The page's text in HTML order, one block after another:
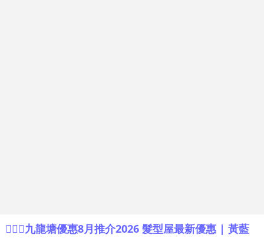
💇🏻‍♂️九龍塘優惠8月推介2026 髮型屋最新優惠 | 黃藍